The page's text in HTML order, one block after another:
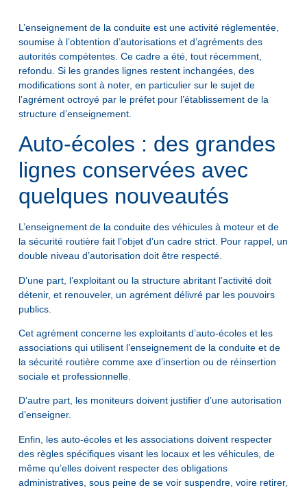
L’enseignement de la conduite est une activité réglementée,
soumise à l’obtention d’autorisations et d’agréments des
autorités compétentes. Ce cadre a été, tout récemment,
refondu. Si les grandes lignes restent inchangées, des
modifications sont à noter, en particulier sur le sujet de
l’agrément octroyé par le préfet pour l’établissement de la
structure d’enseignement.
Auto-écoles : des grandes
lignes conservées avec
quelques nouveautés
L’enseignement de la conduite des véhicules à moteur et de
la sécurité routière fait l’objet d’un cadre strict. Pour rappel, un
double niveau d’autorisation doit être respecté.
D’une part, l’exploitant ou la structure abritant l’activité doit
détenir, et renouveler, un agrément délivré par les pouvoirs
publics.
Cet agrément concerne les exploitants d’auto-écoles et les
associations qui utilisent l’enseignement de la conduite et de
la sécurité routière comme axe d’insertion ou de réinsertion
sociale et professionnelle.
D’autre part, les moniteurs doivent justifier d’une autorisation
d’enseigner.
Enfin, les auto-écoles et les associations doivent respecter
des règles spécifiques visant les locaux et les véhicules, de
même qu’elles doivent respecter des obligations
administratives, sous peine de se voir suspendre, voire retirer,